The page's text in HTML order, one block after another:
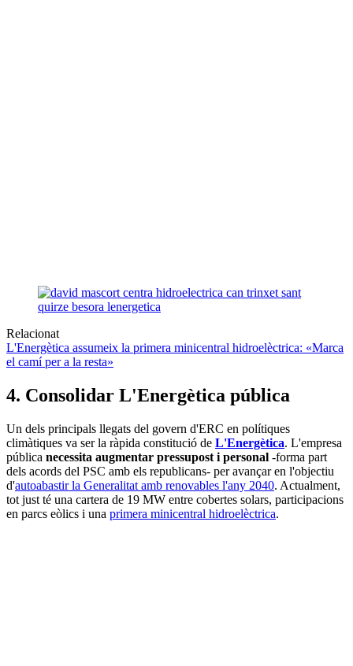
Relacionat
L'Energètica assumeix la primera minicentral hidroelèctrica: «Marca
el camí per a la resta»
4. Consolidar L'Energètica pública
Un dels principals llegats del govern d'ERC en polítiques
climàtiques va ser la ràpida constitució de L'Energètica. L'empresa
pública necessita augmentar pressupost i personal -forma part
dels acords del PSC amb els republicans- per avançar en l'objectiu
d'autoabastir la Generalitat amb renovables l'any 2040. Actualment,
tot just té una cartera de 19 MW entre cobertes solars, participacions
en parcs eòlics i una primera minicentral hidroelèctrica.